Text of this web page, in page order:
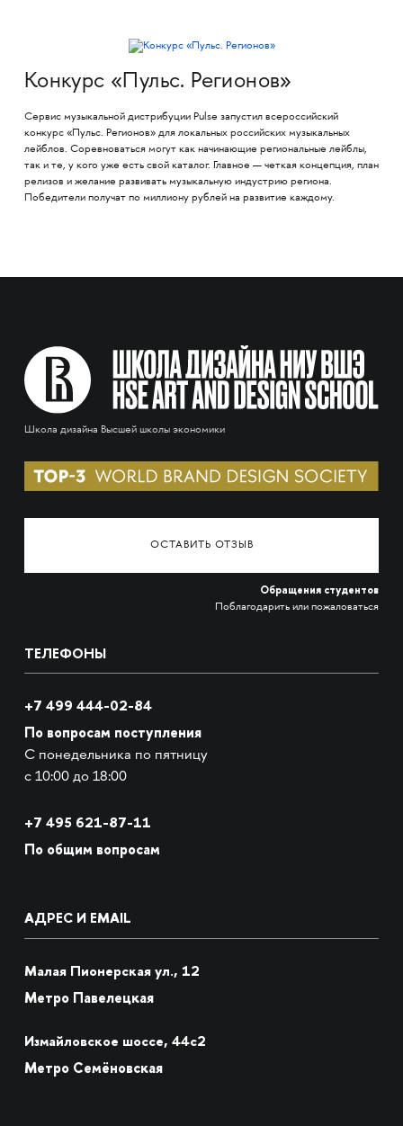
Конкурс «Пульс. Регионов»
Сервис музыкальной дистрибуции Pulse запустил всероссийский
конкурс «Пульс. Регионов» для локальных российских музыкальных
лейблов. Соревноваться могут как начинающие региональные лейблы,
так и те, у кого уже есть свой каталог. Главное — четкая концепция, план
релизов и желание развивать музыкальную индустрию региона.
Победители получат по миллиону рублей на развитие каждому.
Школа дизайна Высшей школы экономики
ОСТАВИТЬ ОТЗЫВ
Обращения студентов
Поблагодарить или пожаловаться
ТЕЛЕФОНЫ
+7 499 444-02-84
По вопросам поступления
С понедельника по пятницу
с 10:00 до 18:00
+7 495 621-87-11
По общим вопросам
АДРЕС И EMAIL
Малая Пионерская ул., 12
Метро Павелецкая
Измайловское шоссе, 44с2
Метро Семёновская